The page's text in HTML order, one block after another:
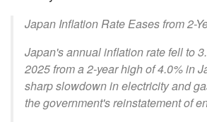
Japan Inflation Rate Eases from 2-
Japan's annual inflation rate fell to
2025 from a 2-year high of 4.0% in
sharp slowdown in electricity and
the government's reinstatement of